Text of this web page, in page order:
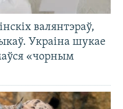
валянтэраў,
Украіна шукае
«чорным